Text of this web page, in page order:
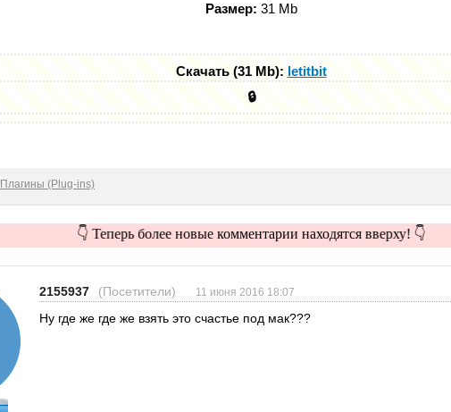
Размер: 31 Mb
Скачать (31 Mb): letitbit
🔒
Плагины (Plug-ins)
👇 Теперь более новые комментарии находятся вверху! 👇
2155937 (Посетители) 11 июня 2016 18:07
Ну где же где же взять это счастье под мак???